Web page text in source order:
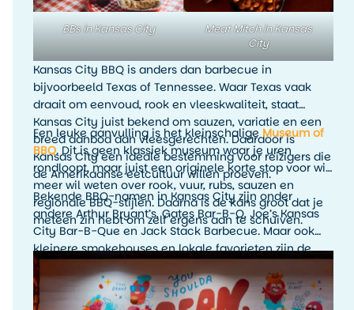
BBs in Kansas City
Meat Mitch in Kansas
City
Kansas City BBQ is anders dan barbecue in
bijvoorbeeld Texas of Tennessee. Waar Texas vaak
draait om eenvoud, rook en vleeskwaliteit, staat
Kansas City juist bekend om sauzen, variatie en een
breed aanbod aan vleesgerechten. Daardoor is
Kansas City een ideale bestemming voor reizigers die
de Amerikaanse eetcultuur willen proeven.
Een leuke aanvulling is het kleinschalige Museum of
BBQ. Dit is geen klassiek museum waar je uren
rondloopt, maar juist een originele korte stop voor wie
meer wil weten over rook, vuur, rubs, sauzen en
regionale BBQ-stijlen. Daarna is de kans groot dat je
meteen zin hebt om zelf ergens aan te schuiven.
Bekende BBQ-namen in Kansas City zijn onder
andere Arthur Bryant’s, Gates Bar-B-Q, Joe’s Kansas
City Bar-B-Que en Jack Stack Barbecue. Maar ook
kleinere smokehouses en lokale favorieten zijn de
moeite waard. Het leukste is om tijdens je verblijf
meerdere BBQ-stops te proberen en zelf te ontdekken
welke stijl jouw favoriet is.